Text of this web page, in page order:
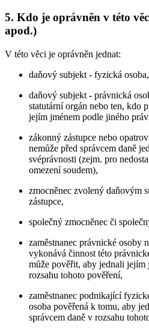
5. Kdo je oprávněn v této
apod.)
V této věci je oprávněn jednat:
daňový subjekt - fyzická osoba,
daňový subjekt - právnická
statutární orgán nebo ten, kdo
jejím jménem podle jiného
zákonný zástupce nebo
nemůže před správcem daně
svéprávnosti (zejm. pro
omezení soudem),
zmocněnec zvolený daňovým
zástupce,
společný zmocněnec či
zaměstnanec právnické osoby
vykonává činnost této
může pověřit, aby jednali jejím
rozsahu tohoto pověření,
zaměstnanec podnikající
osoba pověřená k tomu, aby
správcem daně v rozsahu